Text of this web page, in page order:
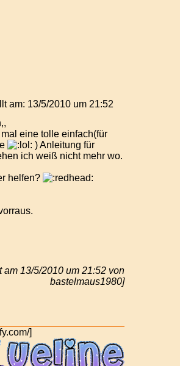
am: 13/5/2010 um 21:52
eine tolle einfach(für
) Anleitung für
ich weiß nicht mehr wo.
helfen?
am 13/5/2010 um 21:52 von
bastelmaus1980]
]